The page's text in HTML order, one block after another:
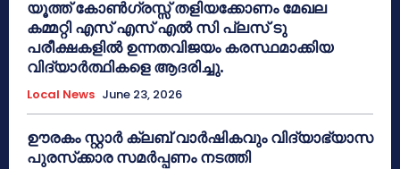
യൂത്ത് കോൺഗ്രസ്സ് തളിയക്കോണം മേഖല
കമ്മറ്റി എസ് എസ് എൽ സി പ്ലസ് ടു
പരീക്ഷകളിൽ ഉന്നതവിജയം കരസ്ഥമാക്കിയ
വിദ്യാർത്ഥികളെ ആദരിച്ചു.
Local News June 23, 2026
ഊരകം സ്റ്റാർ ക്ലബ് വാർഷികവും വിദ്യാഭ്യാസ
പുരസ്‌ക്കാര സമർപ്പണം നടത്തി